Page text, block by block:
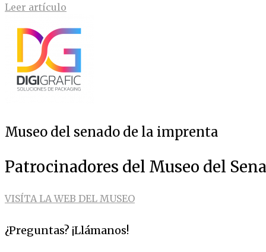
Leer artículo
Museo del senado de la imprenta
Patrocinadores del Museo del
VISÍTA LA WEB DEL MUSEO
¿Preguntas? ¡Llámanos!